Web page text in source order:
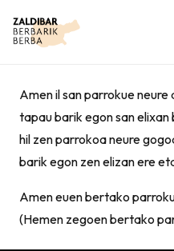
Amen il san parrokue
tapau barik egon san
hil zen parrokoa neure
barik egon zen elizan ere
Amen euen bertako
(Hemen zegoen bertako